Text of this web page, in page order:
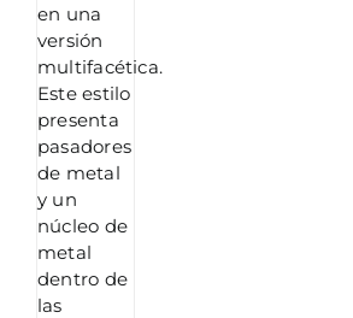
en una
versión
multifacética.
Este estilo
presenta
pasadores
de metal
y un
núcleo de
metal
dentro de
las